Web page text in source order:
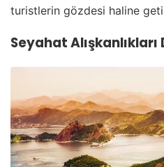
turistlerin gözdesi haline
Seyahat